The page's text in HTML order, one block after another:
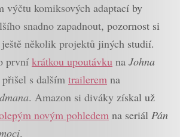
výčtu komiksových adaptací by
snadno zapadnout, pozornost si
několik projektů jiných studií.
první krátkou upoutávku na Johna
s dalším trailerem na
. Amazon si diváky získal už
novým pohledem na seriál Pán
.